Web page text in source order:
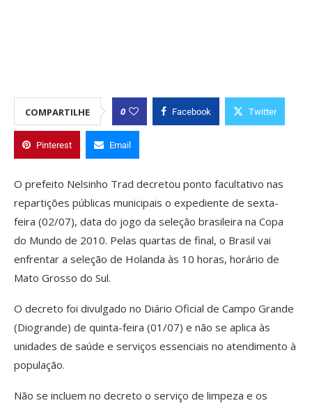
COMPARTILHE 0 Facebook Twitter
Pinterest Email
O prefeito Nelsinho Trad decretou ponto facultativo nas
repartições públicas municipais o expediente de sexta-
feira (02/07), data do jogo da seleção brasileira na Copa
do Mundo de 2010. Pelas quartas de final, o Brasil vai
enfrentar a seleção de Holanda às 10 horas, horário de
Mato Grosso do Sul.
O decreto foi divulgado no Diário Oficial de Campo Grande
(Diogrande) de quinta-feira (01/07) e não se aplica às
unidades de saúde e serviços essenciais no atendimento à
população.
Não se incluem no decreto o serviço de limpeza e os